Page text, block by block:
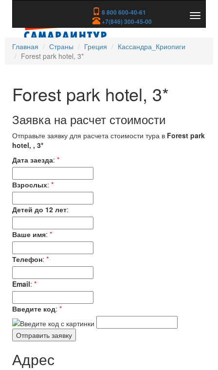
8 800 600-40-61
+7(846) 300-45-00
скрыть
Главная
Страны Греция
Кассандра_Криопиги
Forest park hotel, 3*
Forest park hotel, 3*
Заявка на расчет стоимости
Отправьте заявку для расчета стоимости тура в Forest park
hotel, , 3*
Дата заезда: *
Взрослых: *
Детей до 12 лет:
Ваше имя: *
Телефон: *
Email: *
Введите код: *
Адрес